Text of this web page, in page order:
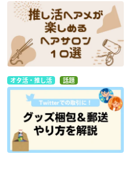
オタ活・推し活 話題